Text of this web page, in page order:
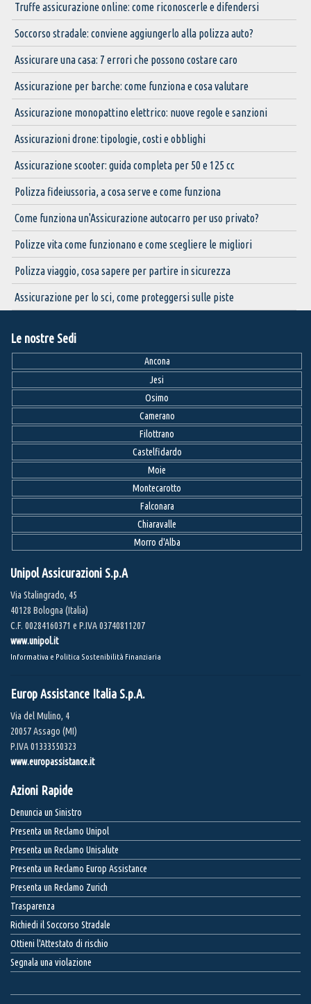
Truffe assicurazione online: come riconoscerle e difendersi
Soccorso stradale: conviene aggiungerlo alla polizza auto?
Assicurare una casa: 7 errori che possono costare caro
Assicurazione per barche: come funziona e cosa valutare
Assicurazione monopattino elettrico: nuove regole e sanzioni
Assicurazioni drone: tipologie, costi e obblighi
Assicurazione scooter: guida completa per 50 e 125 cc
Polizza fideiussoria, a cosa serve e come funziona
Come funziona un'Assicurazione autocarro per uso privato?
Polizze vita come funzionano e come scegliere le migliori
Polizza viaggio, cosa sapere per partire in sicurezza
Assicurazione per lo sci, come proteggersi sulle piste
Le nostre Sedi
Ancona
Jesi
Osimo
Camerano
Filottrano
Castelfidardo
Moie
Montecarotto
Falconara
Chiaravalle
Morro d'Alba
Unipol Assicurazioni S.p.A
Via Stalingrado, 45
40128 Bologna (Italia)
C.F. 00284160371 e P.IVA 03740811207
www.unipol.it
Informativa e Politica Sostenibilità Finanziaria
Europ Assistance Italia S.p.A.
Via del Mulino, 4
20057 Assago (MI)
P.IVA 01333550323
www.europassistance.it
Azioni Rapide
Denuncia un Sinistro
Presenta un Reclamo Unipol
Presenta un Reclamo Unisalute
Presenta un Reclamo Europ Assistance
Presenta un Reclamo Zurich
Trasparenza
Richiedi il Soccorso Stradale
Ottieni l'Attestato di rischio
Segnala una violazione